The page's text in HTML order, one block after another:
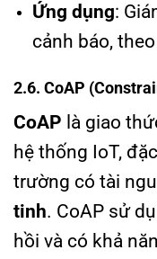
Ứng dụng:
cảnh báo,
2.6. CoAP
CoAP là giao
hệ thống IoT,
trường có tài
tinh. CoAP sử
hồi và có khả